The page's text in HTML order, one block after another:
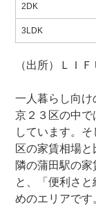
2DK
3LDK
（出所）ＬＩ
一人暮らし向
京２３区の中
しています。
区の家賃相場
隣の蒲田駅の
と、「便利さ
めのエリアです